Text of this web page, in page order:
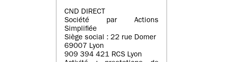
CND DIRECT
Société par Actions
Simplifiée
Siège social : 22 rue Domer
69007 Lyon
909 394 421 RCS Lyon